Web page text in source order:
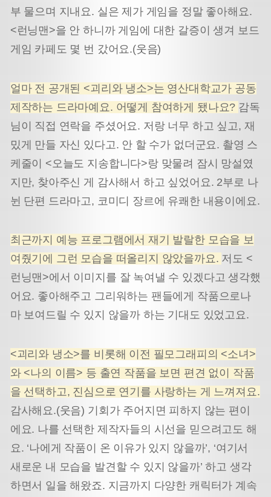
부 물으며 지내요. 실은 제가 게임을 정말 좋아해요.
<런닝맨>을 안 하니까 게임에 대한 갈증이 생겨 보드
게임 카페도 몇 번 갔어요.(웃음)
얼마 전 공개된 <괴리와 냉소>는 영산대학교가 공동
제작하는 드라마예요. 어떻게 참여하게 됐나요? 감독
님이 직접 연락을 주셨어요. 저랑 너무 하고 싶고, 재
밌게 만들 자신 있다고. 안 할 수가 없더군요. 촬영 스
케줄이 <오늘도 지송합니다>랑 맞물려 잠시 망설였
지만, 찾아주신 게 감사해서 하고 싶었어요. 2부로 나
뉜 단편 드라마고, 코미디 장르에 유쾌한 내용이에요.
최근까지 예능 프로그램에서 재기 발랄한 모습을 보
여줬기에 그런 모습을 떠올리지 않았을까요. 저도 <
런닝맨>에서 이미지를 잘 녹여낼 수 있겠다고 생각했
어요. 좋아해주고 그리워하는 팬들에게 작품으로나
마 보여드릴 수 있지 않을까 하는 기대도 있었고요.
<괴리와 냉소>를 비롯해 이전 필모그래피의 <소녀>
와 <나의 이름> 등 출연 작품을 보면 편견 없이 작품
을 선택하고, 진심으로 연기를 사랑하는 게 느껴져요.
감사해요.(웃음) 기회가 주어지면 피하지 않는 편이
에요. 나를 선택한 제작자들의 시선을 믿으려고도 해
요. ‘나에게 작품이 온 이유가 있지 않을까’, ‘여기서
새로운 내 모습을 발견할 수 있지 않을까’ 하고 생각
하면서 일을 해왔죠. 지금까지 다양한 캐릭터가 계속